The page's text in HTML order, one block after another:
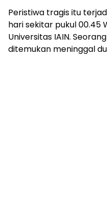
Peristiwa tragis itu
hari sekitar pukul 00.45
Universitas IAIN.
ditemukan meninggal